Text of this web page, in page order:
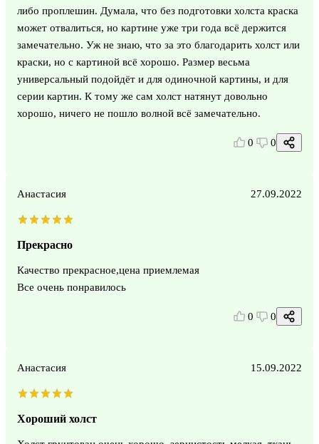
либо проплешин. Думала, что без подготовки холста краска
может отвалиться, но картине уже три года всё держится
замечательно. Уж не знаю, что за это благодарить холст или
краски, но с картиной всё хорошо. Размер весьма
универсальный подойдёт и для одиночной картины, и для
серии картин. К тому же сам холст натянут довольно
хорошо, ничего не пошло волной всё замечательно.
0 0
Анастасия 27.09.2022
Прекрасно
Качество прекрасное,цена приемлемая
Все очень понравилось
0 0
Анастасия 15.09.2022
Хороший холст